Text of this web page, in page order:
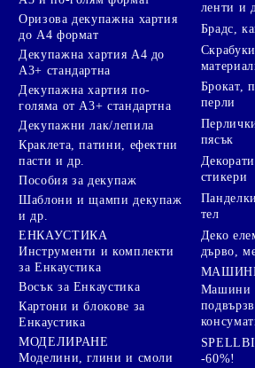
Оризова декупажна хартия
до А4 формат
Декупажна хартия А4 до
А3+ стандартна
Декупажна хартия по-
голяма от А3+ стандартна
Декупажни лак/лепила
Краклета, патини, ефектни
пасти и др.
Пособия за декупаж
Шаблони и щампи декупаж
и др.
ЕНКАУСТИКА
Инструменти и комплекти
за Енкаустика
Восък за Енкаустика
Картони и блокове за
Енкаустика
МОДЕЛИРАНЕ
Моделини, глини и смоли
ленти и
Брадс,
Брокат,
перли
пясък
стикери
тел
Деко
дърво,
Машини
-60%!